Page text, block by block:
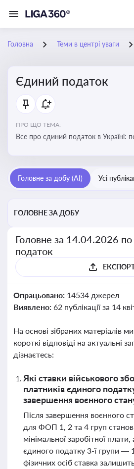
Головна Теми в центрі уваги
Єдиний податок
ПРО ЩО ТЕМА:
Все про єдиний податок в Україні:
Головне за добу (AI) Усі
ГОЛОВНЕ ЗА ДОБУ
Головне за 14.04.2026
податок
Опрацьовано: 14534 джерел
Виявлено: 62 публікації за 14
На основі зібраних матеріалів
короткі відповіді на актуальні
дізнаєтесь:
Які ставки військового
платників єдиного
завершення воєнного
Після завершення воєнного
для ФОП 1, 2 та 4 груп
мінімальної заробітної
єдиного податку 3-ї групи —
фізичних осіб ставка